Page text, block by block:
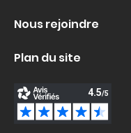
Nous rejoindre
Plan du site